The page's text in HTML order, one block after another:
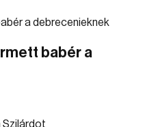
babér a